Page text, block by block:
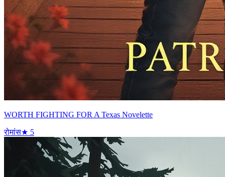
WORTH FIGHTING FOR A Texas Novelette
रोमांस★ 5